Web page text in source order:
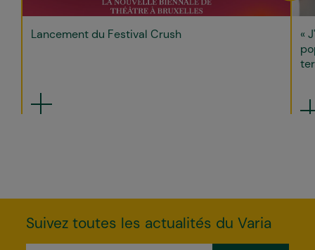
Lancement du Festival Crush
«
Suivez toutes les actualités du Varia